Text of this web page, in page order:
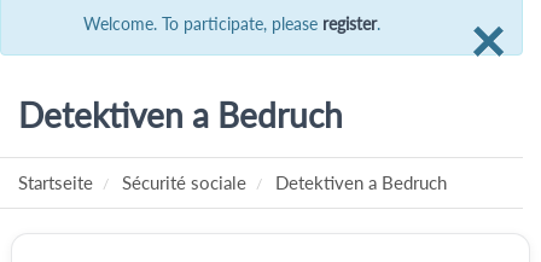
×
Welcome. To participate, please register.
Detektiven a Bedruch
Startseite Sécurité sociale Detektiven a Bedruch